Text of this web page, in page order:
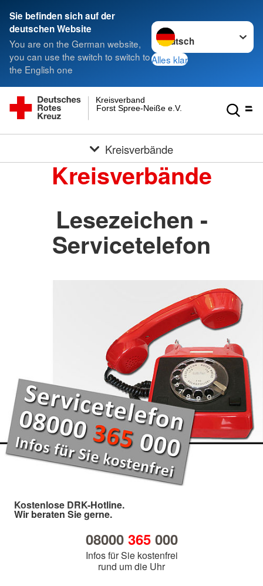
Sie befinden sich auf der
deutschen Website
You are on the German website,
you can use the switch to switch to
the English one
Sprache wechseln zu
Alles klar
Forst Spree-Neiße e.V.
Kreisverband
Kreisverbände
Kreisverbände
Lesezeichen -
Servicetelefon
Kostenlose DRK-Hotline.
Wir beraten Sie gerne.
08000 365000
Infos für Sie kostenfrei
rund um die Uhr